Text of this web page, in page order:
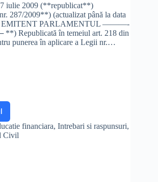
iulie 2009 (**republicat**)
287/2009**) (actualizat până la data
EMITENT PARLAMENTUL ———-
Republicată în temeiul art. 218 din
punerea în aplicare a Legii nr.…
financiara, Intrebari si raspunsuri,
Civil